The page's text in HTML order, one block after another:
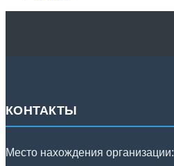
КОНТАКТЫ
Место нахождения организации: